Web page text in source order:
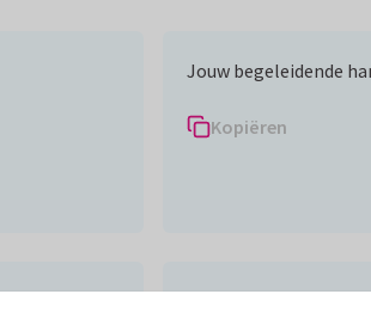
Jouw begeleidende
Kopiëren
Zeg niet vol verdriet